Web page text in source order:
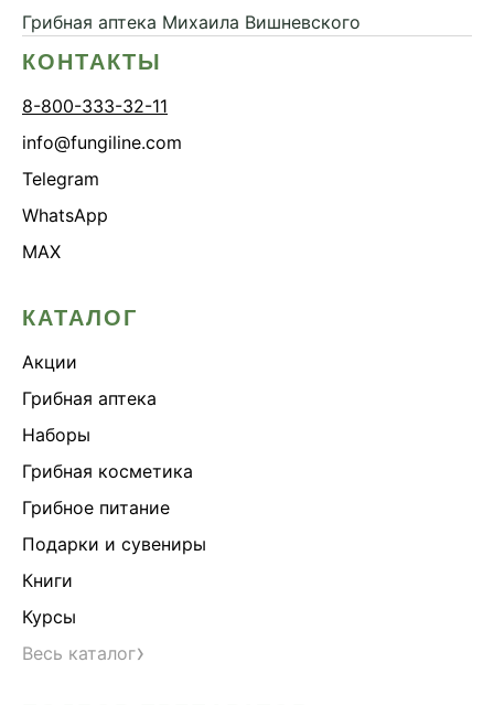
Грибная аптека Михаила Вишневского
КОНТАКТЫ
8-800-333-32-11
info@fungiline.com
Telegram
WhatsApp
MAX
КАТАЛОГ
Акции
Грибная аптека
Наборы
Грибная косметика
Грибное питание
Подарки и сувениры
Книги
Курсы
Весь каталог›